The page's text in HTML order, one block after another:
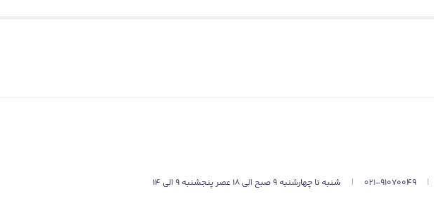
|
021-91070049
| شنبه تا چهارشنبه 9 صبح الی 18 عصر پنجشنبه 9 الی 14